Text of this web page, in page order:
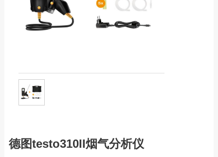
扭矩仪
转速表，频闪仪
色差仪光泽仪
德图testo310II烟气分析仪